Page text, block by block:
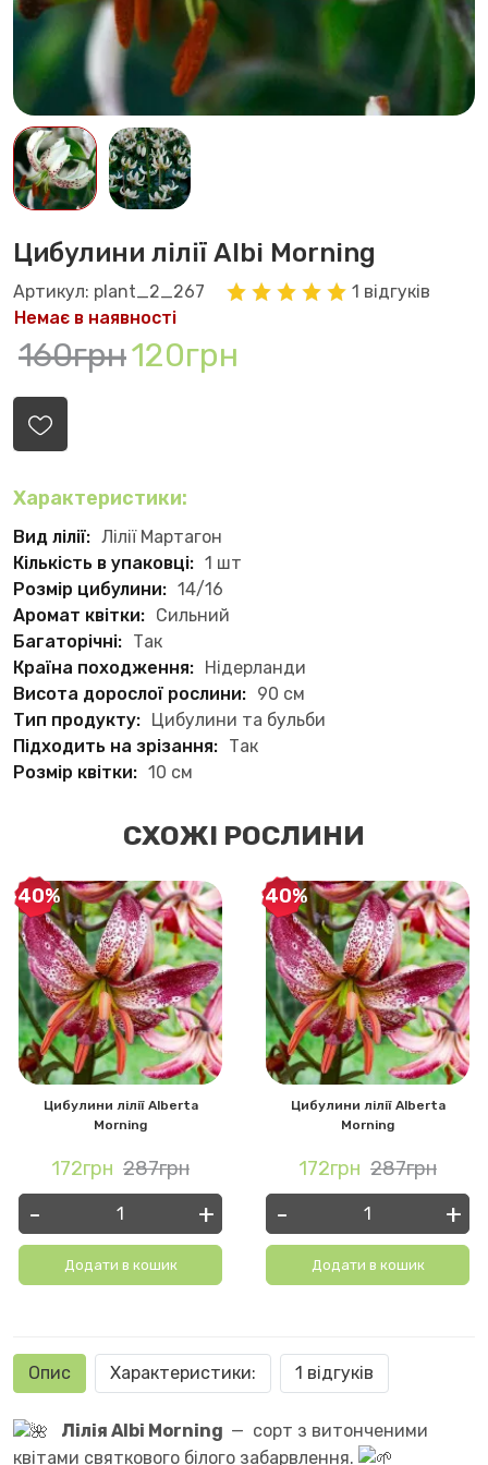
Цибулини лілії Albi Morning
Артикул: plant_2_267
1 відгуків
Немає в наявності
160грн120грн
Характеристики:
Вид лілії: Лілії Мартагон
Кількість в упаковці: 1 шт
Розмір цибулини: 14/16
Аромат квітки: Сильний
Багаторічні: Так
Країна походження: Нідерланди
Висота дорослої рослини: 90 см
Тип продукту: Цибулини та бульби
Підходить на зрізання: Так
Розмір квітки: 10 см
СХОЖІ РОСЛИНИ
-40%
Цибулини лілії Alberta
Morning
172грн 287грн
- +
Додати в кошик
-40%
Цибулини лілії Alberta
Morning
172грн 287грн
- +
Додати в кошик
Опис Характеристики: 1 відгуків
Лілія Albi Morning — сорт з витонченими
квітами святкового білого забарвлення.